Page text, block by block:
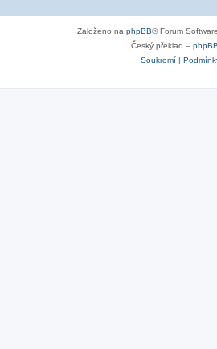
Založeno na phpBB® Forum
Český překlad –
Soukromí|